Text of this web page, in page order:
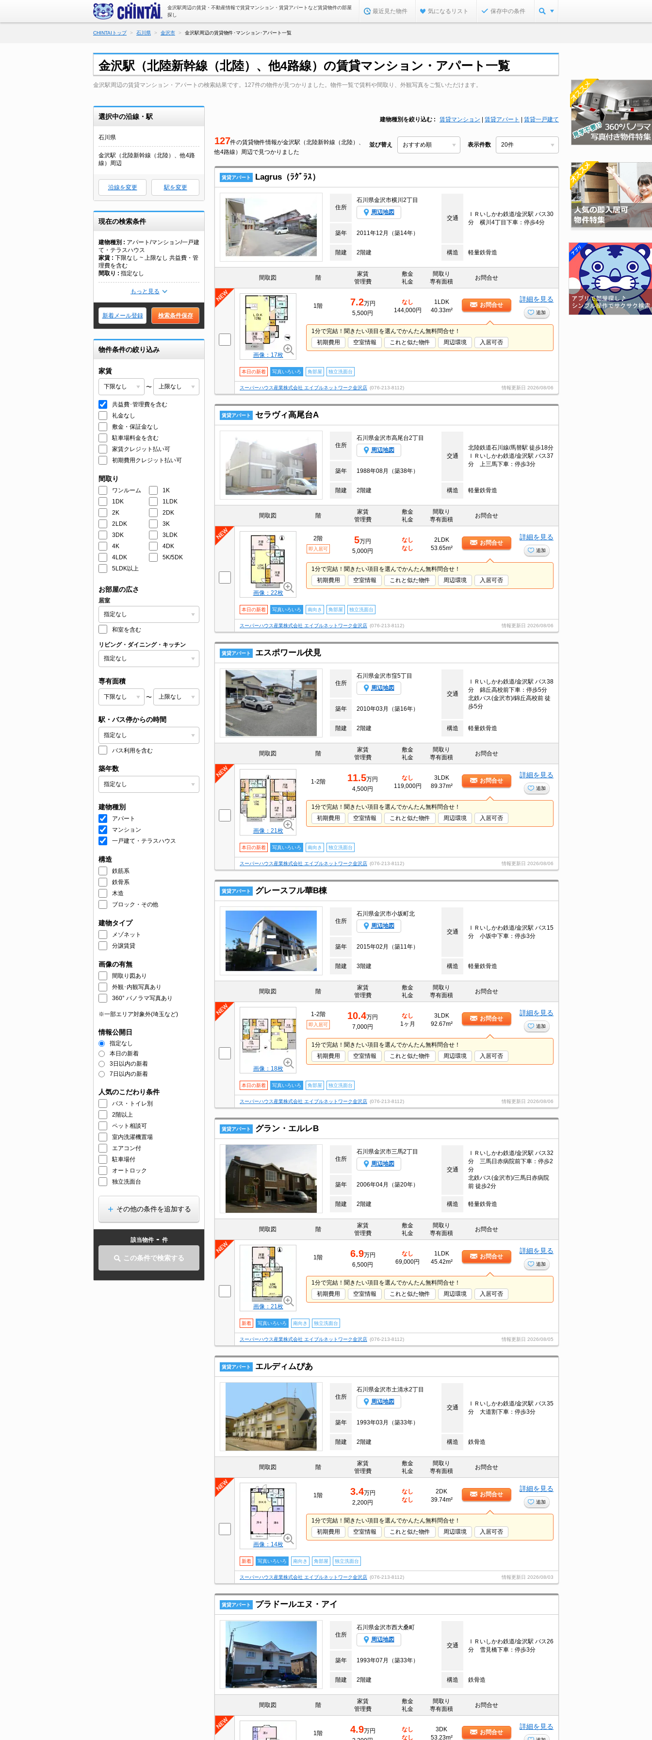
金沢駅周辺の賃貸・不動産情報で賃貸マンション・賃貸アパートなど賃貸物件の部屋
探し
最近見た物件 気になるリスト 保存中の条件
CHINTAIトップ 石川県 金沢市 金沢駅周辺の賃貸物件･マンション･アパート一覧
金沢駅（北陸新幹線（北陸）、他4路線）の賃貸マンション・アパート一覧
金沢駅周辺の賃貸マンション・アパートの検索結果です。127件の物件が見つかりました。物件一覧で賃料や間取り、外観写真をご覧いただけます。
選択中の沿線・駅
石川県
金沢駅（北陸新幹線（北陸）、他4路
線）周辺
沿線を変更 駅を変更
現在の検索条件
建物種別
アパート/マンション/一戸建
て・テラスハウス
家賃
下限なし ~ 上限なし 共益費・管
理費を含む
間取り
指定なし
もっと見る
新着メール登録 検索条件保存
物件条件の絞り込み
家賃
〜
共益費･管理費を含む
礼金なし
敷金・保証金なし
駐車場料金を含む
家賃クレジット払い可
初期費用クレジット払い可
間取り
ワンルーム
1K
1DK
1LDK
2K
2DK
2LDK
3K
3DK
3LDK
4K
4DK
4LDK
5K/5DK
5LDK以上
お部屋の広さ
居室
和室を含む
リビング・ダイニング・キッチン
専有面積
〜
駅・バス停からの時間
バス利用を含む
築年数
建物種別
アパート
マンション
一戸建て・テラスハウス
構造
鉄筋系
鉄骨系
木造
ブロック・その他
建物タイプ
メゾネット
分譲賃貸
画像の有無
間取り図あり
外観･内観写真あり
360° パノラマ写真あり
※一部エリア対象外(埼玉など)
情報公開日
指定なし
本日の新着
3日以内の新着
7日以内の新着
人気のこだわり条件
バス・トイレ別
2階以上
ペット相談可
室内洗濯機置場
エアコン付
駐車場付
オートロック
独立洗面台
その他の条件を追加する
該当物件 - 件
この条件で検索する
建物種別を絞り込む 賃貸マンション 賃貸アパート 賃貸一戸建て
127件の賃貸物件情報が金沢駅（北陸新幹線（北陸）、
他4路線）周辺で見つかりました
並び替え 表示件数
賃貸アパート Lagrus（ﾗｸﾞﾗｽ）
住所
石川県金沢市横川2丁目
周辺地図
交通
ＩＲいしかわ鉄道/金沢駅 バス30
分 横川4丁目下車：停歩4分
築年
2011年12月（築14年）
階建 2階建 構造 軽量鉄骨造
間取図 階
家賃
管理費
敷金
礼金
間取り
専有面積
お問合せ
画像：17枚
1階 7.2万円
5,500円
なし
144,000円
1LDK
40.33m²
お問合せ
詳細を見る
追加
1分で完結！聞きたい項目を選んでかんたん無料問合せ！
初期費用
空室情報 これと似た物件 周辺環境 入居可否
本日の新着 写真いろいろ 角部屋 独立洗面台
スーパーハウス産業株式会社 エイブルネットワーク金沢店 (076-213-8112) 情報更新日 2026/08/06
賃貸アパート セラヴィ高尾台A
住所
石川県金沢市高尾台2丁目
周辺地図
交通
北陸鉄道石川線/馬替駅 徒歩18分
ＩＲいしかわ鉄道/金沢駅 バス37
分 上三馬下車：停歩3分
築年
1988年08月（築38年）
階建 2階建 構造 軽量鉄骨造
間取図 階
家賃
管理費
敷金
礼金
間取り
専有面積
お問合せ
画像：22枚
2階
即入居可
5万円
5,000円
なし
なし
2LDK
53.65m²
お問合せ
詳細を見る
追加
1分で完結！聞きたい項目を選んでかんたん無料問合せ！
初期費用
空室情報 これと似た物件 周辺環境 入居可否
本日の新着 写真いろいろ 南向き 角部屋 独立洗面台
スーパーハウス産業株式会社 エイブルネットワーク金沢店 (076-213-8112) 情報更新日 2026/08/06
賃貸アパート エスポワール伏見
住所
石川県金沢市窪5丁目
周辺地図
交通
ＩＲいしかわ鉄道/金沢駅 バス38
分 錦丘高校前下車：停歩5分
北鉄バス(金沢市)/錦丘高校前 徒
歩5分
築年 2010年03月（築16年）
階建 2階建 構造 軽量鉄骨造
間取図 階
家賃
管理費
敷金
礼金
間取り
専有面積
お問合せ
画像：21枚
1-2階 11.5万円
4,500円
なし
119,000円
3LDK
89.37m²
お問合せ
詳細を見る
追加
1分で完結！聞きたい項目を選んでかんたん無料問合せ！
初期費用
空室情報 これと似た物件 周辺環境 入居可否
本日の新着 写真いろいろ 南向き 独立洗面台
スーパーハウス産業株式会社 エイブルネットワーク金沢店 (076-213-8112) 情報更新日 2026/08/06
賃貸アパート グレースフル華B棟
住所
石川県金沢市小坂町北
周辺地図
交通
ＩＲいしかわ鉄道/金沢駅 バス15
分 小坂中下車：停歩3分
築年
2015年02月（築11年）
階建 3階建 構造 軽量鉄骨造
間取図 階
家賃
管理費
敷金
礼金
間取り
専有面積
お問合せ
画像：18枚
1-2階
即入居可
10.4万円
7,000円
なし
1ヶ月
3LDK
92.67m²
お問合せ
詳細を見る
追加
1分で完結！聞きたい項目を選んでかんたん無料問合せ！
初期費用
空室情報 これと似た物件 周辺環境 入居可否
本日の新着 写真いろいろ 角部屋 独立洗面台
スーパーハウス産業株式会社 エイブルネットワーク金沢店 (076-213-8112) 情報更新日 2026/08/06
賃貸アパート グラン・エルレB
住所
石川県金沢市三馬2丁目
周辺地図
交通
ＩＲいしかわ鉄道/金沢駅 バス32
分 三馬日赤病院前下車：停歩2
分
北鉄バス(金沢市)/三馬日赤病院
前 徒歩2分
築年 2006年04月（築20年）
階建 2階建 構造 軽量鉄骨造
間取図 階
家賃
管理費
敷金
礼金
間取り
専有面積
お問合せ
画像：21枚
1階 6.9万円
6,500円
なし
69,000円
1LDK
45.42m²
お問合せ
詳細を見る
追加
1分で完結！聞きたい項目を選んでかんたん無料問合せ！
初期費用
空室情報 これと似た物件 周辺環境 入居可否
新着 写真いろいろ 南向き 独立洗面台
スーパーハウス産業株式会社 エイブルネットワーク金沢店 (076-213-8112) 情報更新日 2026/08/05
賃貸アパート エルディムぴあ
住所
石川県金沢市土清水2丁目
周辺地図
交通
ＩＲいしかわ鉄道/金沢駅 バス35
分 大道割下車：停歩3分
築年
1993年03月（築33年）
階建 2階建 構造 鉄骨造
間取図 階
家賃
管理費
敷金
礼金
間取り
専有面積
お問合せ
画像：14枚
1階 3.4万円
2,200円
なし
なし
2DK
39.74m²
お問合せ
詳細を見る
追加
1分で完結！聞きたい項目を選んでかんたん無料問合せ！
初期費用
空室情報 これと似た物件 周辺環境 入居可否
新着 写真いろいろ 南向き 角部屋 独立洗面台
スーパーハウス産業株式会社 エイブルネットワーク金沢店 (076-213-8112) 情報更新日 2026/08/03
賃貸アパート プラドールエヌ・アイ
住所
石川県金沢市西大桑町
周辺地図
交通
ＩＲいしかわ鉄道/金沢駅 バス26
分 雪見橋下車：停歩3分
築年
1993年07月（築33年）
階建 2階建 構造 鉄骨造
間取図 階
家賃
管理費
敷金
礼金
間取り
専有面積
お問合せ
1階 4.9万円
なし
なし
3DK
53.23m²
お問合せ
詳細を見る